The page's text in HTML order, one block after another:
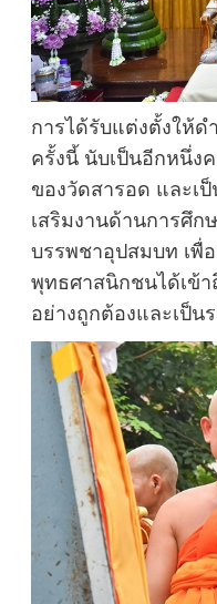
การได้รับแต่งตั้งให้
ครั้งนี้ นับเป็นอีกหนึ่ง
ของวัดสารอด และเ
เสริมงานด้านการศึก
บรรพชาอุปสมบท เพื่
พุทธศาสนิกชนได้เข้า
อย่างถูกต้องและเป็น